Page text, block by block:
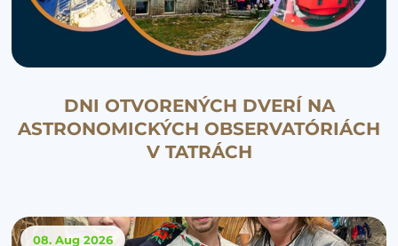
DNI OTVORENÝCH DVERÍ NA
ASTRONOMICKÝCH OBSERVATÓRIÁCH
V TATRÁCH
08. Aug 2026